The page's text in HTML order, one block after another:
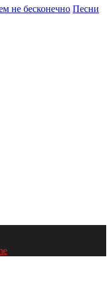
не бесконечно Песни